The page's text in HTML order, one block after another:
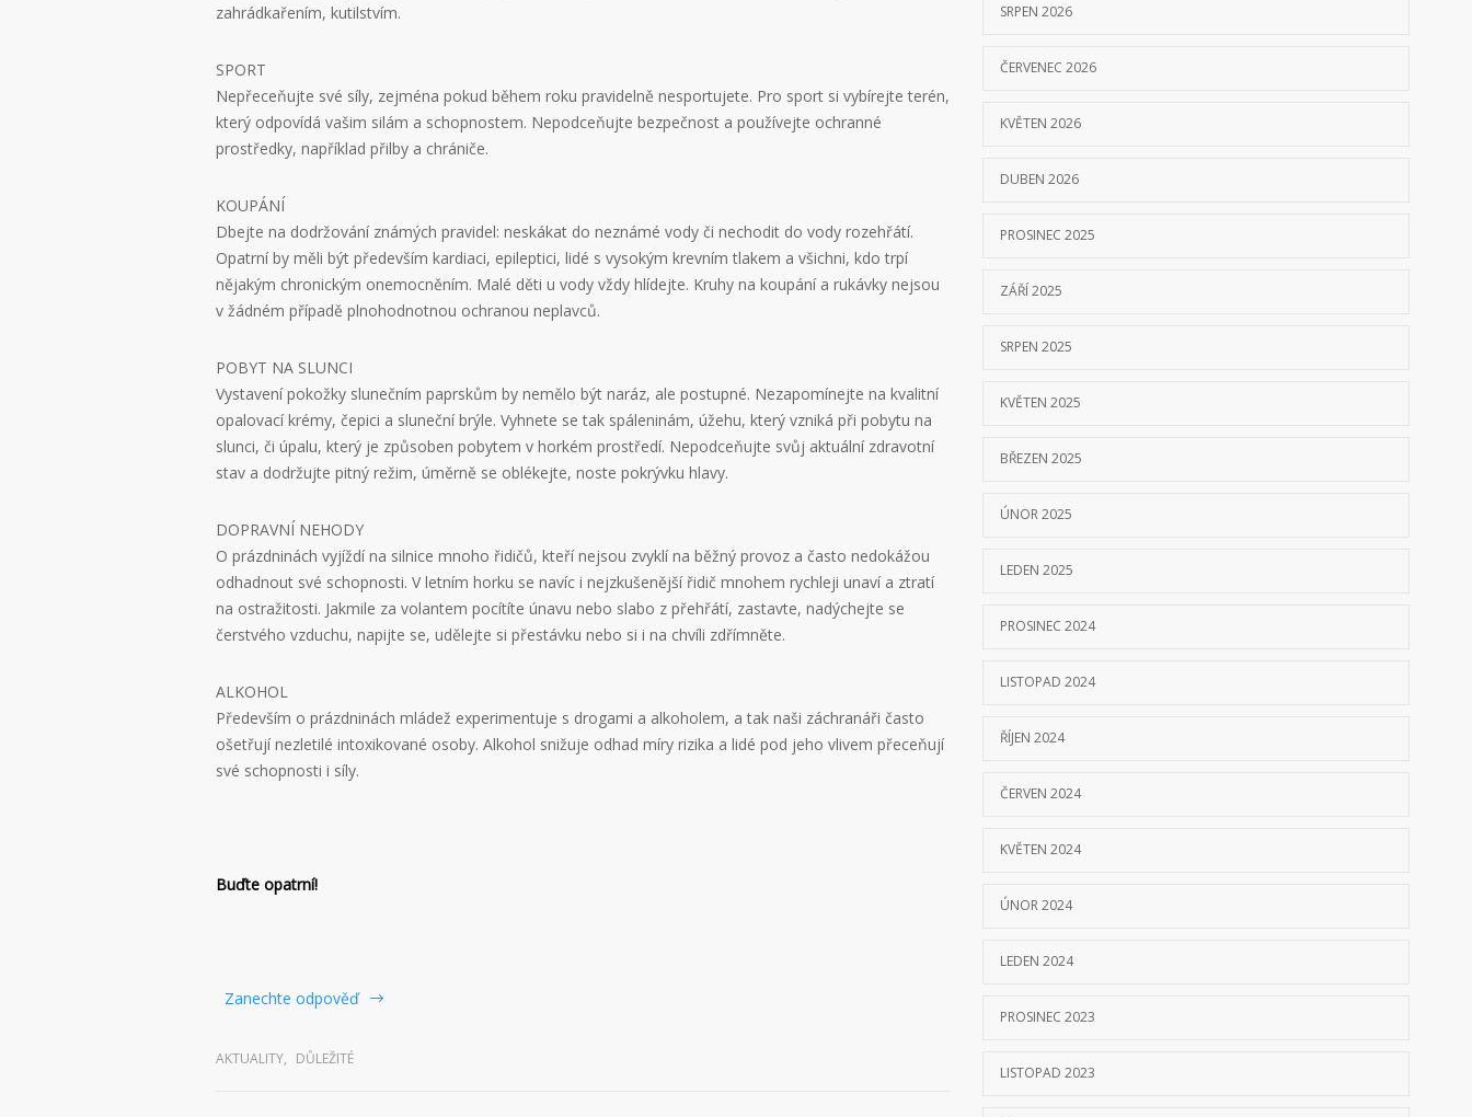
zahrádkařením, kutilstvím.
SPORT
Nepřeceňujte své síly, zejména pokud během roku pravidelně nesportujete. Pro sport si vybírejte terén,
který odpovídá vašim silám a schopnostem. Nepodceňujte bezpečnost a používejte ochranné
prostředky, například přilby a chrániče.
KOUPÁNÍ
Dbejte na dodržování známých pravidel: neskákat do neznámé vody či nechodit do vody rozehřátí.
Opatrní by měli být především kardiaci, epileptici, lidé s vysokým krevním tlakem a všichni, kdo trpí
nějakým chronickým onemocněním. Malé děti u vody vždy hlídejte. Kruhy na koupání a rukávky nejsou
v žádném případě plnohodnotnou ochranou neplavců.
POBYT NA SLUNCI
Vystavení pokožky slunečním paprskům by nemělo být naráz, ale postupné. Nezapomínejte na kvalitní
opalovací krémy, čepici a sluneční brýle. Vyhnete se tak spáleninám, úžehu, který vzniká při pobytu na
slunci, či úpalu, který je způsoben pobytem v horkém prostředí. Nepodceňujte svůj aktuální zdravotní
stav a dodržujte pitný režim, úměrně se oblékejte, noste pokrývku hlavy.
DOPRAVNÍ NEHODY
O prázdninách vyjíždí na silnice mnoho řidičů, kteří nejsou zvyklí na běžný provoz a často nedokážou
odhadnout své schopnosti. V letním horku se navíc i nejzkušenější řidič mnohem rychleji unaví a ztratí
na ostražitosti. Jakmile za volantem pocítíte únavu nebo slabo z přehřátí, zastavte, nadýchejte se
čerstvého vzduchu, napijte se, udělejte si přestávku nebo si i na chvíli zdřímněte.
ALKOHOL
Především o prázdninách mládež experimentuje s drogami a alkoholem, a tak naši záchranáři často
ošetřují nezletilé intoxikované osoby. Alkohol snižuje odhad míry rizika a lidé pod jeho vlivem přeceňují
své schopnosti i síly.
Buďte opatrní!
Zanechte odpověď
AKTUALITY, DŮLEŽITÉ
SRPEN 2026
ČERVENEC 2026
KVĚTEN 2026
DUBEN 2026
PROSINEC 2025
ZÁŘÍ 2025
SRPEN 2025
KVĚTEN 2025
BŘEZEN 2025
ÚNOR 2025
LEDEN 2025
PROSINEC 2024
LISTOPAD 2024
ŘÍJEN 2024
ČERVEN 2024
KVĚTEN 2024
ÚNOR 2024
LEDEN 2024
PROSINEC 2023
LISTOPAD 2023